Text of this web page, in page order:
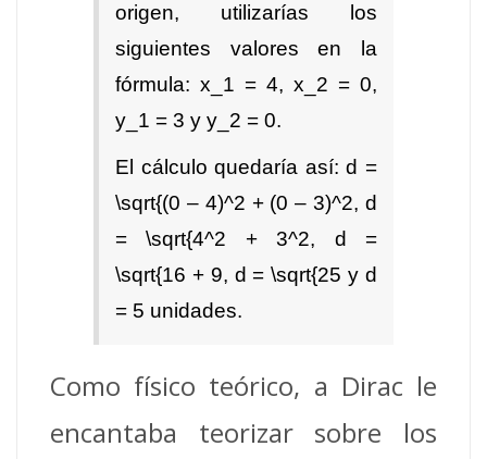
origen, utilizarías los
siguientes valores en la
fórmula: x_1 = 4, x_2 = 0,
y_1 = 3 y y_2 = 0.
El cálculo quedaría así: d =
\sqrt{(0 – 4)^2 + (0 – 3)^2, d
= \sqrt{4^2 + 3^2, d =
\sqrt{16 + 9, d = \sqrt{25 y d
= 5 unidades.
Como físico teórico, a Dirac le
encantaba teorizar sobre los